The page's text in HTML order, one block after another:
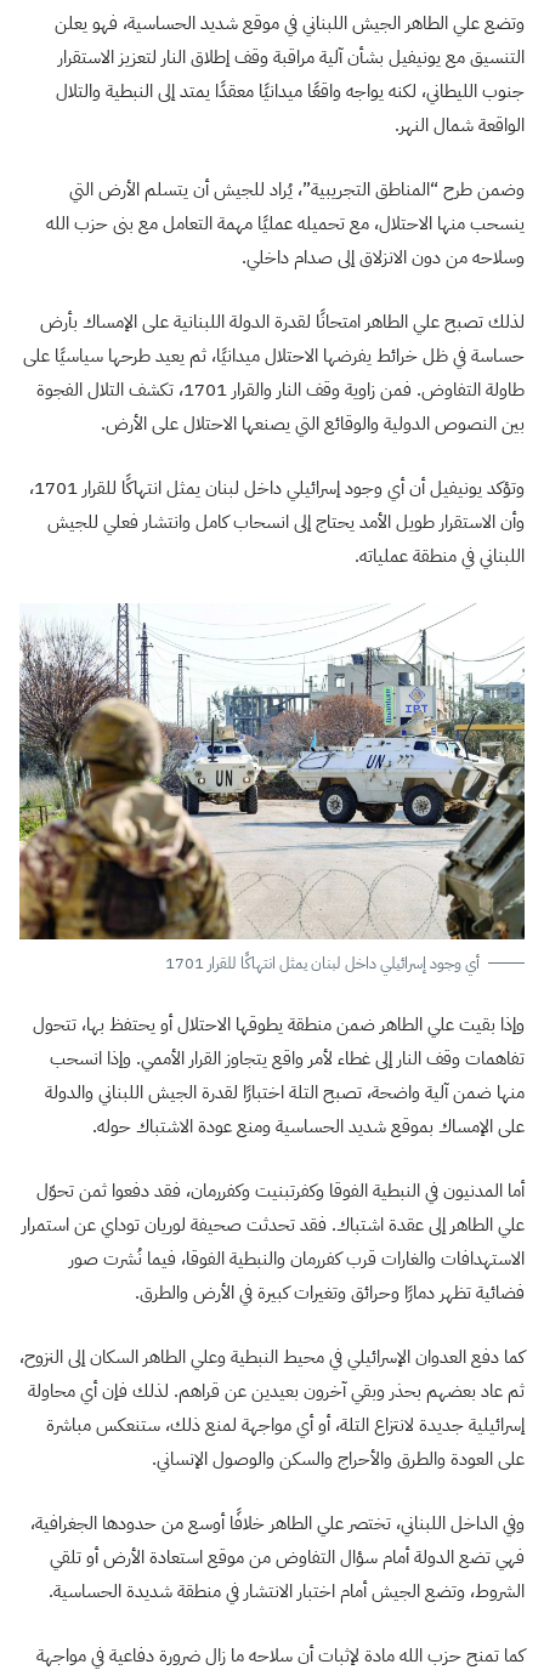
وتضع علي الطاهر الجيش اللبناني في موقع شديد الحساسية، فهو يعلن
التنسيق مع يونيفيل بشأن آلية مراقبة وقف إطلاق النار لتعزيز الاستقرار
جنوب الليطاني، لكنه يواجه واقعًا ميدانيًا معقدًا يمتد إلى النبطية والتلال
الواقعة شمال النهر.
وضمن طرح “المناطق التجريبية”، يُراد للجيش أن يتسلم الأرض التي
ينسحب منها الاحتلال، مع تحميله عمليًا مهمة التعامل مع بنى حزب الله
وسلاحه من دون الانزلاق إلى صدام داخلي.
لذلك تصبح علي الطاهر امتحانًا لقدرة الدولة اللبنانية على الإمساك بأرض
حساسة في ظل خرائط يفرضها الاحتلال ميدانيًا، ثم يعيد طرحها سياسيًا على
طاولة التفاوض. فمن زاوية وقف النار والقرار 1701، تكشف التلال الفجوة
بين النصوص الدولية والوقائع التي يصنعها الاحتلال على الأرض.
وتؤكد يونيفيل أن أي وجود إسرائيلي داخل لبنان يمثل انتهاكًا للقرار 1701،
وأن الاستقرار طويل الأمد يحتاج إلى انسحاب كامل وانتشار فعلي للجيش
اللبناني في منطقة عملياته.
أي وجود إسرائيلي داخل لبنان يمثل انتهاكًا للقرار 1701
وإذا بقيت علي الطاهر ضمن منطقة يطوقها الاحتلال أو يحتفظ بها، تتحول
تفاهمات وقف النار إلى غطاء لأمر واقع يتجاوز القرار الأممي. وإذا انسحب
منها ضمن آلية واضحة، تصبح التلة اختبارًا لقدرة الجيش اللبناني والدولة
على الإمساك بموقع شديد الحساسية ومنع عودة الاشتباك حوله.
أما المدنيون في النبطية الفوقا وكفرتبنيت وكفررمان، فقد دفعوا ثمن تحوّل
علي الطاهر إلى عقدة اشتباك. فقد تحدثت صحيفة لوريان توداي عن استمرار
الاستهدافات والغارات قرب كفررمان والنبطية الفوقا، فيما نُشرت صور
فضائية تظهر دمارًا وحرائق وتغيرات كبيرة في الأرض والطرق.
كما دفع العدوان الإسرائيلي في محيط النبطية وعلي الطاهر السكان إلى النزوح،
ثم عاد بعضهم بحذر وبقي آخرون بعيدين عن قراهم. لذلك فإن أي محاولة
إسرائيلية جديدة لانتزاع التلة، أو أي مواجهة لمنع ذلك، ستنعكس مباشرة
على العودة والطرق والأحراج والسكن والوصول الإنساني.
وفي الداخل اللبناني، تختصر علي الطاهر خلافًا أوسع من حدودها الجغرافية،
فهي تضع الدولة أمام سؤال التفاوض من موقع استعادة الأرض أو تلقي
الشروط، وتضع الجيش أمام اختبار الانتشار في منطقة شديدة الحساسية.
كما تمنح حزب الله مادة لإثبات أن سلاحه ما زال ضرورة دفاعية في مواجهة